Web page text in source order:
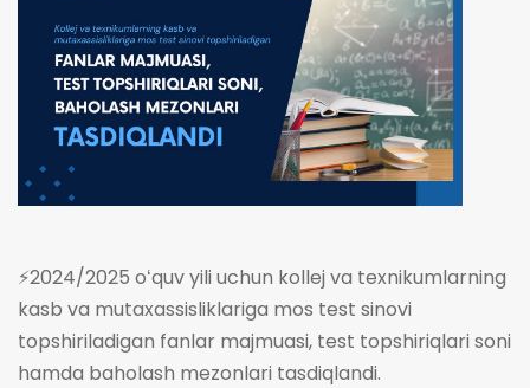
⚡️2024/2025 oʻquv yili uchun kollej va texnikumlarning
kasb va mutaxassisliklariga mos test sinovi
topshiriladigan fanlar majmuasi, test topshiriqlari soni
hamda baholash mezonlari tasdiqlandi.